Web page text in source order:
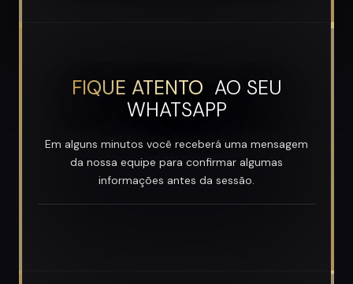
FIQUE ATENTO AO SEU
WHATSAPP
Em alguns minutos você receberá uma mensagem
da nossa equipe para confirmar algumas
informações antes da sessão.